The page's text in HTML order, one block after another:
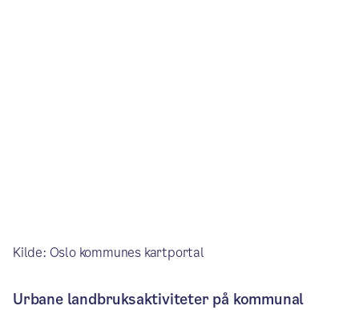
Kilde: Oslo kommunes kartportal
Urbane landbruksaktiviteter på kommunal